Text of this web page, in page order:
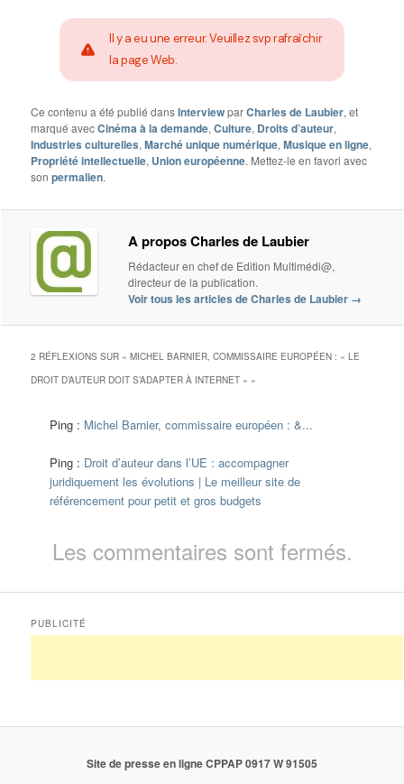
Il y a eu une erreur. Veuillez svp rafraîchir
la page Web.
Ce contenu a été publié dansInterviewparCharles de Laubier, et
marqué avecCinéma à la demande,Culture, Droits d’auteur,
Industries culturelles,Marché unique numérique,Musique en ligne,
Propriété intellectuelle, Union européenne. Mettez-le en favori avec
sonpermalien.
A propos Charles de Laubier
Rédacteur en chef de Edition Multimédi@,
directeur de la publication.
Voir tous les articles de Charles de Laubier →
2 RÉFLEXIONS SUR «MICHEL BARNIER, COMMISSAIRE EUROPÉEN : « LE
DROIT D’AUTEUR DOIT S’ADAPTER À INTERNET » »
Ping : Michel Barnier, commissaire européen : &...
Ping : Droit d’auteur dans l’UE : accompagner
juridiquement les évolutions | Le meilleur site de
référencement pour petit et gros budgets
Les commentaires sont fermés.
PUBLICITÉ
Site de presse en ligne CPPAP 0917 W 91505